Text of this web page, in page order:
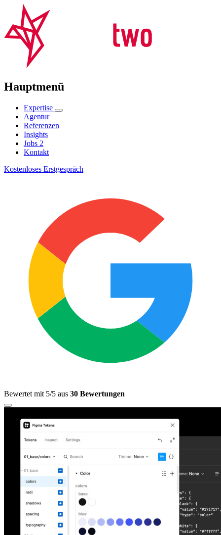
Hauptmenü
Expertise
Agentur
Referenzen
Insights
Jobs 2
Kontakt
Kostenloses Erstgespräch
Bewertet mit 5/5 aus 30 Bewertungen